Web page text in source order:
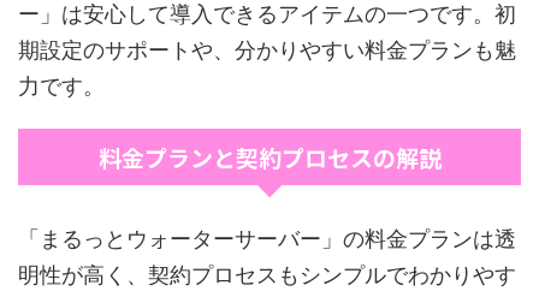
ー」は安心して導入できるアイテムの一つです。初
期設定のサポートや、分かりやすい料金プランも魅
力です。
料金プランと契約プロセスの解説
「まるっとウォーターサーバー」の料金プランは透
明性が高く、契約プロセスもシンプルでわかりやす